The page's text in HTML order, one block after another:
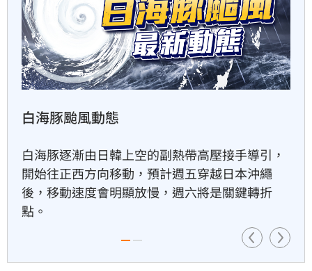
扣款人數狂增4成　國泰小龍基
金布局曝光
3小時前
3小時前
3小時前
白海豚颱風動態
白海豚逐漸由日韓上空的副熱帶高壓接手導引，
開始往正西方向移動，預計週五穿越日本沖繩
後，移動速度會明顯放慢，週六將是關鍵轉折
點。